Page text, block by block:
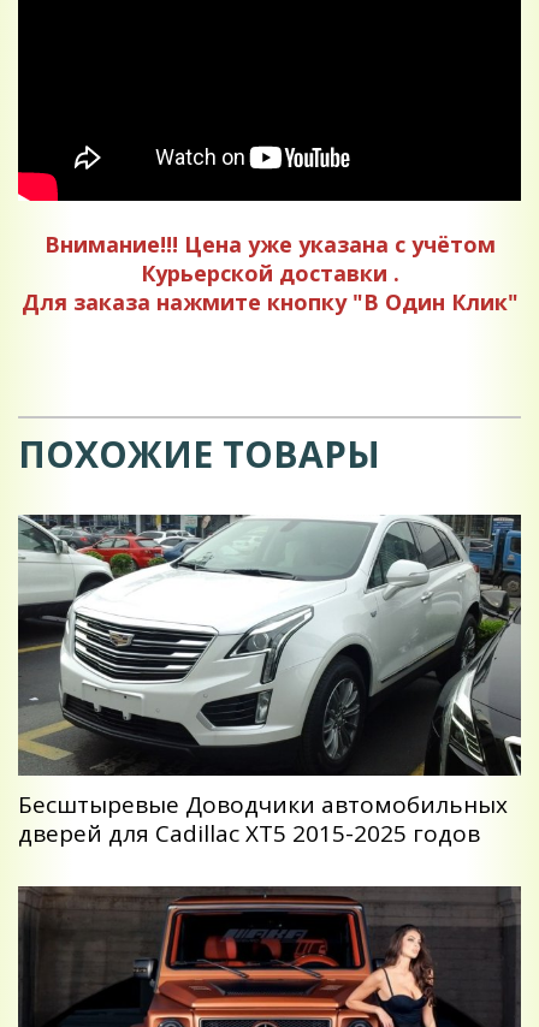
Внимание!!! Цена уже указана с учётом
Курьерской доставки .
Для заказа нажмите кнопку "В Один Клик"
ПОХОЖИЕ ТОВАРЫ
Беcштыревые Доводчики автомобильных
дверей для Cadillac XT5 2015-2025 годов